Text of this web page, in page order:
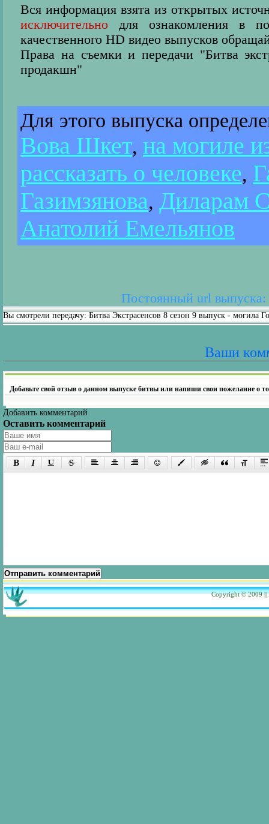
Вся информация взята из открытых
исключительно для ознакомления в
качественного HD видео выпусков
Права на съемки и передачи "Битва
продакшн"
Для этого выпуска
Вова Шкет,на могиле
рассказать о человеке,
Газимзянова, Диларам
Анатолий Емельянов
Постоянный url выпуска:
Вы смотрели передачу: Битва Экстрасенсов 8 сезон 9 выпуск - могила
Ваши
Добавьте свой отзыв о данном выпуске битвы или напиши свои пожелание о
Добавить комментарий
Оставить комментарий
Отправить комментарий
Copyright © 2009||